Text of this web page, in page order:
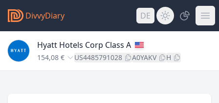
DivvyDiary DE
Hyatt Hotels Corp Class A
154,08 € US4485791028 A0YAKV H